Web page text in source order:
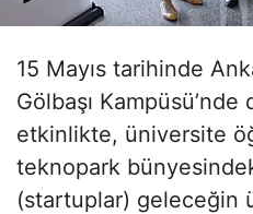
15 Mayıs tarihinde
Gölbaşı
etkinlikte, üniversite
teknopark
(startuplar) geleceğin